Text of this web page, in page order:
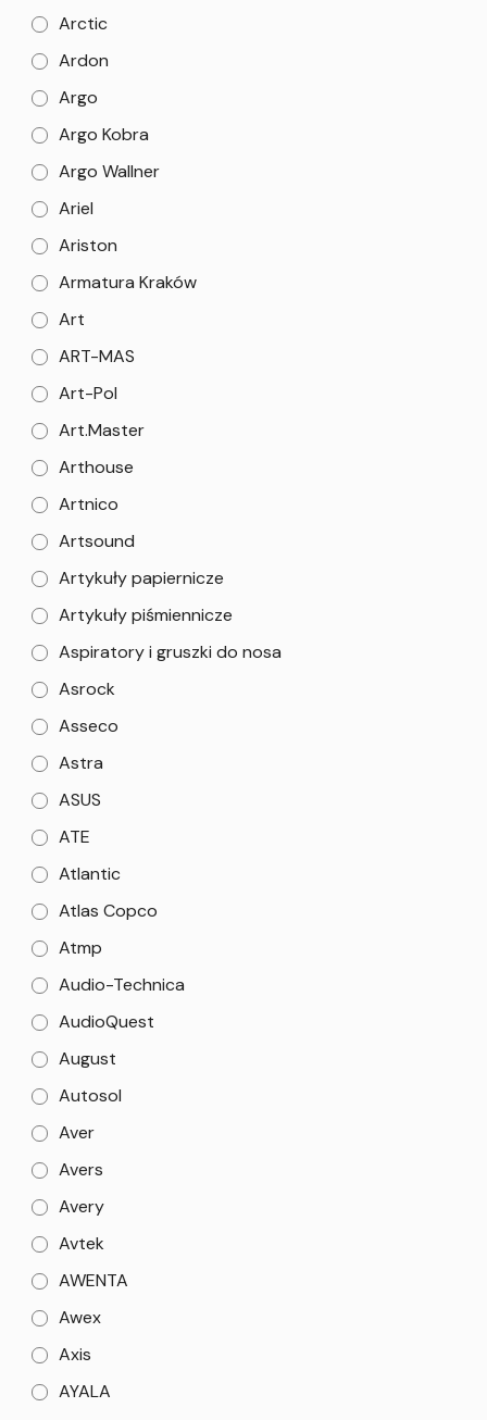
Arctic
Ardon
Argo
Argo Kobra
Argo Wallner
Ariel
Ariston
Armatura Kraków
Art
ART-MAS
Art-Pol
Art.Master
Arthouse
Artnico
Artsound
Artykuły papiernicze
Artykuły piśmiennicze
Aspiratory i gruszki do nosa
Asrock
Asseco
Astra
ASUS
ATE
Atlantic
Atlas Copco
Atmp
Audio-Technica
AudioQuest
August
Autosol
Aver
Avers
Avery
Avtek
AWENTA
Awex
Axis
AYALA